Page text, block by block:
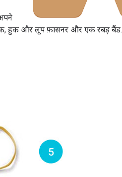
चुंबक, हुक और लूप फ़ासनर और एक रबड़ बैंड.